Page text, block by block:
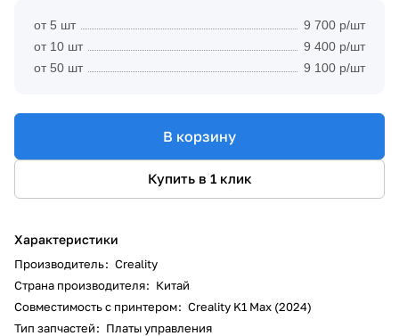
от 5 шт
9 700 р/шт
от 10 шт
9 400 р/шт
от 50 шт
9 100 р/шт
В корзину
Купить в 1 клик
Характеристики
Производитель: Creality
Страна производителя: Китай
Совместимость с принтером: Creality K1 Max (2024)
Тип запчастей: Платы управления